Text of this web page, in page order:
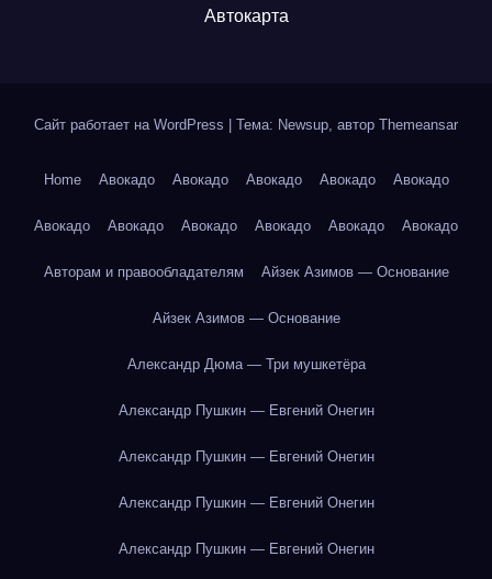
Автокарта
Сайт работает на WordPress Тема: Newsup, автор Themeansar
Home Авокадо Авокадо Авокадо Авокадо Авокадо
Авокадо Авокадо Авокадо Авокадо Авокадо Авокадо
Авторам и правообладателям Айзек Азимов — Основание
Айзек Азимов — Основание
Александр Дюма — Три мушкетёра
Александр Пушкин — Евгений Онегин
Александр Пушкин — Евгений Онегин
Александр Пушкин — Евгений Онегин
Александр Пушкин — Евгений Онегин